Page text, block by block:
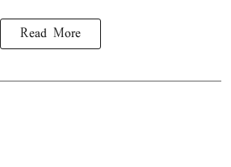
Read More